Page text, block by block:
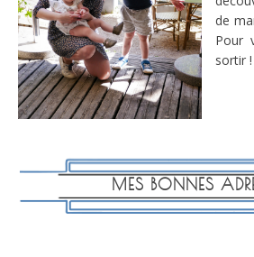
de
Pour
sortir !
MES BONNES